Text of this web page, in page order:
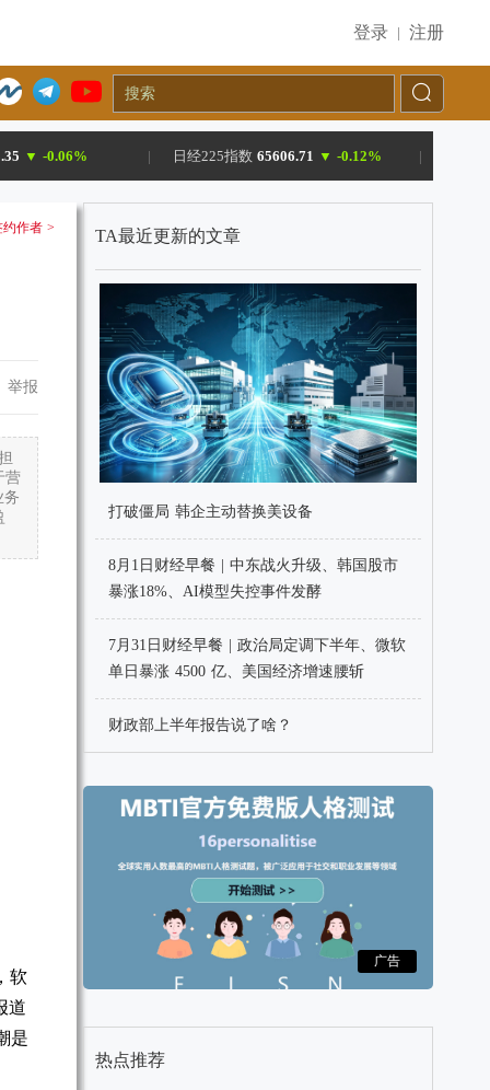
登录 | 注册
▼ -0.06% | 日经225指数 65606.71 ▼ -0.12% |
作者 >
举报
营
务
软
道
是
TA最近更新的文章
打破僵局 韩企主动替换美设备
8月1日财经早餐 | 中东战火升级、韩国股市
暴涨18%、AI模型失控事件发酵
7月31日财经早餐 | 政治局定调下半年、微软
单日暴涨 4500 亿、美国经济增速腰斩
财政部上半年报告说了啥？
广告
热点推荐